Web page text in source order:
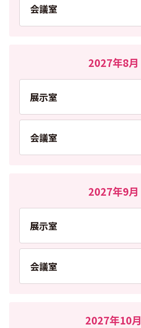
会議室
PDFを開く
2027年8月
展示室
PDFを開く
会議室
PDFを開く
2027年9月
展示室
PDFを開く
会議室
PDFを開く
2027年10月